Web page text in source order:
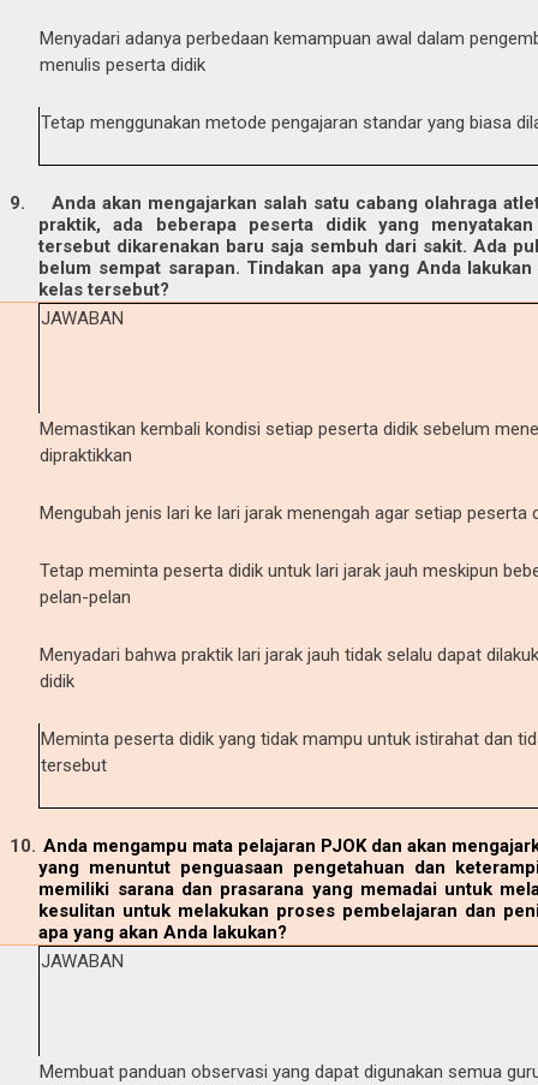
Menyadari adanya perbedaan kemampuan awal dalam
menulis peserta didik
Tetap menggunakan metode pengajaran standar yang biasa
9.
Anda akan mengajarkan salah satu cabang olahraga
praktik, ada beberapa peserta didik yang
tersebut dikarenakan baru saja sembuh dari sakit. Ada
belum sempat sarapan. Tindakan apa yang Anda
kelas tersebut?
JAWABAN
Memastikan kembali kondisi setiap peserta didik sebelum
dipraktikkan
Mengubah jenis lari ke lari jarak menengah agar setiap peserta
Tetap meminta peserta didik untuk lari jarak jauh meskipun
pelan-pelan
Menyadari bahwa praktik lari jarak jauh tidak selalu dapat
didik
Meminta peserta didik yang tidak mampu untuk istirahat dan
tersebut
10. Anda mengampu mata pelajaran PJOK dan akan
yang menuntut penguasaan pengetahuan dan
memiliki sarana dan prasarana yang memadai untuk
kesulitan untuk melakukan proses pembelajaran dan
apa yang akan Anda lakukan?
JAWABAN
Membuat panduan observasi yang dapat digunakan semua